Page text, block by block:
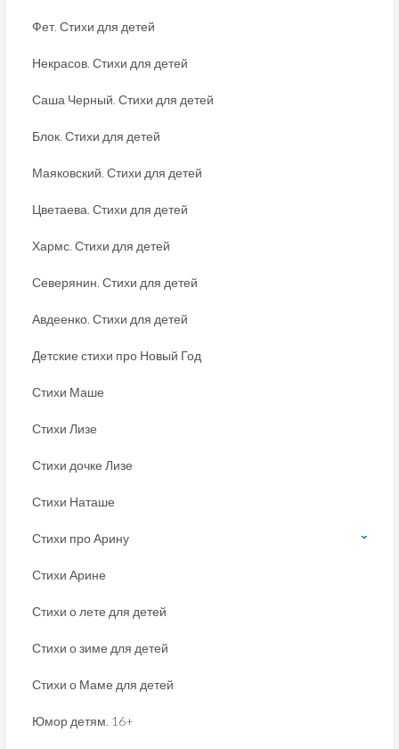
Фет. Стихи для детей
Некрасов. Стихи для детей
Саша Черный. Стихи для детей
Блок. Стихи для детей
Маяковский. Стихи для детей
Цветаева. Стихи для детей
Хармс. Стихи для детей
Северянин. Стихи для детей
Авдеенко. Стихи для детей
Детские стихи про Новый Год
Стихи Маше
Стихи Лизе
Стихи дочке Лизе
Стихи Наташе
Стихи про Арину
Стихи Арине
Стихи о лете для детей
Стихи о зиме для детей
Стихи о Маме для детей
Юмор детям. 16+